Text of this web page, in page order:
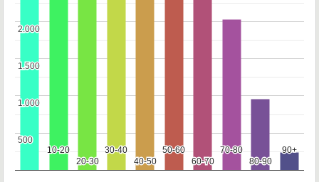
10-20
10-20
20-30
20-30
30-40
30-40
40-50
40-50
50-60
50-60
60-70
60-70
70-80
70-80
80-90
80-90
90+
90+
500
500
1.000
1.000
1.500
1.500
2.000
2.000